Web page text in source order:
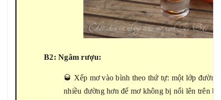
B2: Ngâm rượu:
🥃 Xếp mơ vào bình theo thứ tự: một lớp
nhiều đường hơn để mơ không bị nổi lên trên bề